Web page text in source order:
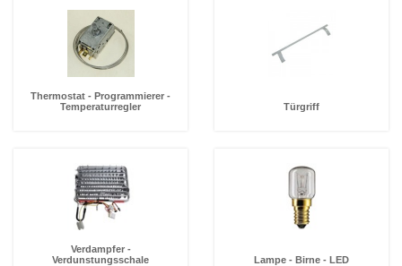
Thermostat - Programmierer -
Temperaturregler
Türgriff
Verdampfer -
Verdunstungsschale
Lampe - Birne - LED